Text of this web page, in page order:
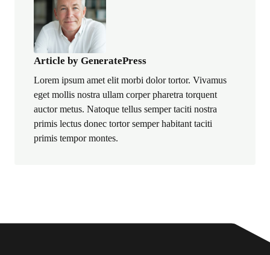
Article by GeneratePress
Lorem ipsum amet elit morbi dolor tortor. Vivamus
eget mollis nostra ullam corper pharetra torquent
auctor metus. Natoque tellus semper taciti nostra
primis lectus donec tortor semper habitant taciti
primis tempor montes.